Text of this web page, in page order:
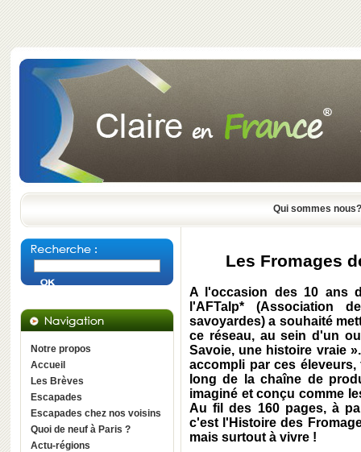
Qui sommes nous?
Notre propos
Accueil
Les Brèves
Escapades
Escapades chez nos voisins
Quoi de neuf à Paris ?
Actu-régions
Les Fromages
A l'occasion des 10 ans
l'AFTalp* (Association
savoyardes) a souhaité
ce réseau, au sein d'un
Savoie, une histoire vraie
accompli par ces éleveurs,
long de la chaîne de
imaginé et conçu comme
Au fil des 160 pages, à
c'est l'Histoire des
mais surtout à vivre !